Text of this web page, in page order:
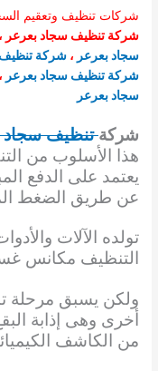
شركات تنظيف وتعقيم
شركة تنظيف سجاد بعرعر
سجاد بعرعر ،شركة
شركة تنظيف سجاد بعرعر
سجاد بعرعر
شركة تنظيف سجاد
هذا الأسلوب من
يعتمد على الدفع
عن طريق الضغط
تولده الآلات
التنظيف مكانس
ولكن يسبق مرحلة
أخرى وهى إذابة
من الكاشف